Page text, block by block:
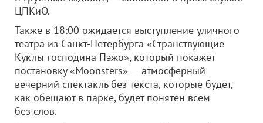
ЦПКиО.
Также в 18:00 ожидается выступление уличного
театра из Санкт-Петербурга «Странствующие
Куклы господина Пэжо», который покажет
постановку «Moonsters» — атмосферный
вечерний спектакль без текста, которые будет,
как обещают в парке, будет понятен всем
без слов.